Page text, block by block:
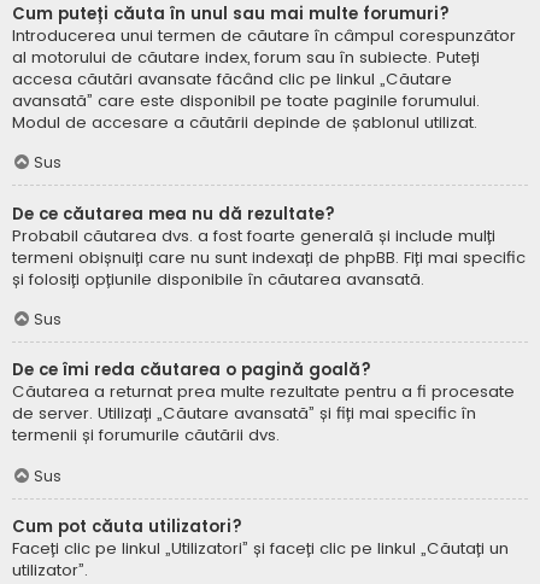
Cum puteți căuta în unul sau mai multe forumuri?
Introducerea unui termen de căutare în câmpul corespunzător
al motorului de căutare index, forum sau în subiecte. Puteți
accesa căutări avansate făcând clic pe linkul „Căutare
avansată” care este disponibil pe toate paginile forumului.
Modul de accesare a căutării depinde de șablonul utilizat.
Sus
De ce căutarea mea nu dă rezultate?
Probabil căutarea dvs. a fost foarte generală și include mulți
termeni obișnuiți care nu sunt indexați de phpBB. Fiți mai specific
și folosiți opțiunile disponibile în căutarea avansată.
Sus
De ce îmi reda căutarea o pagină goală?
Căutarea a returnat prea multe rezultate pentru a fi procesate
de server. Utilizați „Căutare avansată” și fiți mai specific în
termenii și forumurile căutării dvs.
Sus
Cum pot căuta utilizatori?
Faceți clic pe linkul „Utilizatori” și faceți clic pe linkul „Căutați un
utilizator”.